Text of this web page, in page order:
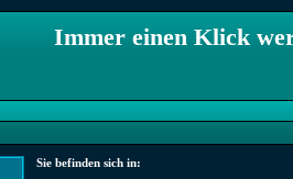
Immer einen Klick
Sie befinden sich in: